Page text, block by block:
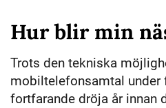
Hur blir min
Trots den tekniska
mobiltelefonsamtal under
fortfarande dröja år innan